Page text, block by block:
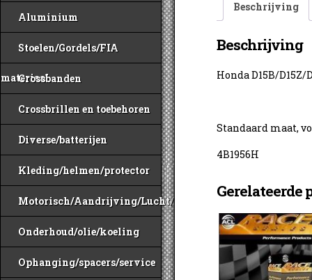
Aluminium
Stoelen/Gordels/FIA
materiaal
Crossbanden
Crossbrillen en toebehoren
Diverse/batterijen
Kleding/helmen/protector
Motorisch/Aandrijving/Lucht/Benzine
Onderhoud/olie/koeling
Ophanging/spacers/service
Beschrijving
Beschrijving
Honda D15B/D15Z/
Standaard maat,
4B1956H
Gerelateerde